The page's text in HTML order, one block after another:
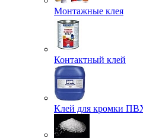
Монтажные клея
Контактный клей
Клей для кромки